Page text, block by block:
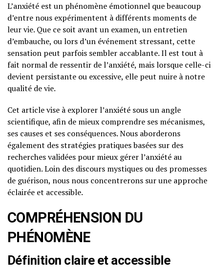
L’anxiété est un phénomène émotionnel que beaucoup
d’entre nous expérimentent à différents moments de
leur vie. Que ce soit avant un examen, un entretien
d’embauche, ou lors d’un événement stressant, cette
sensation peut parfois sembler accablante. Il est tout à
fait normal de ressentir de l’anxiété, mais lorsque celle-ci
devient persistante ou excessive, elle peut nuire à notre
qualité de vie.
Cet article vise à explorer l’anxiété sous un angle
scientifique, afin de mieux comprendre ses mécanismes,
ses causes et ses conséquences. Nous aborderons
également des stratégies pratiques basées sur des
recherches validées pour mieux gérer l’anxiété au
quotidien. Loin des discours mystiques ou des promesses
de guérison, nous nous concentrerons sur une approche
éclairée et accessible.
COMPRÉHENSION DU
PHÉNOMÈNE
Définition claire et accessible